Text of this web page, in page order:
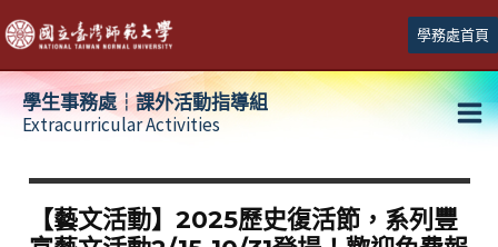
跳
至
主
學務處首頁
學生事務處┆課外活動指導組
Extracurricular Activities
【藝文活動】2025歷史復活節，系列豐